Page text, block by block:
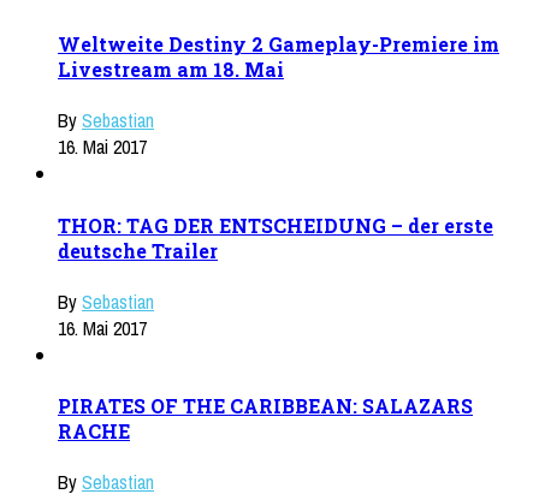
Weltweite Destiny 2 Gameplay-Premiere im
Livestream am 18. Mai
BySebastian
16. Mai 2017
THOR: TAG DER ENTSCHEIDUNG – der erste
deutsche Trailer
BySebastian
16. Mai 2017
PIRATES OF THE CARIBBEAN: SALAZARS
RACHE
BySebastian